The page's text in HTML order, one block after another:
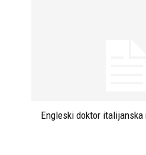
Engleski doktor italijanska